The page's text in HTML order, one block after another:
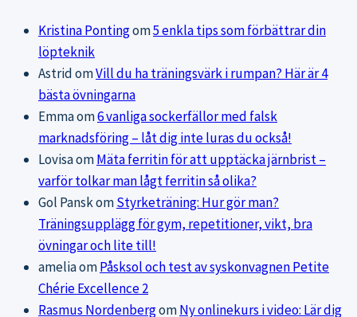
Kristina Pontingom5 enkla tips som förbättrar din
löpteknik
AstridomVill du ha träningsvärk i rumpan? Här är 4
bästa övningarna
Emmaom6 vanliga sockerfällor med falsk
marknadsföring – låt dig inte luras du också!
LovisaomMäta ferritin för att upptäcka järnbrist –
varför tolkar man lågt ferritin så olika?
Gol PanskomStyrketräning: Hur gör man?
Träningsupplägg för gym, repetitioner, vikt, bra
övningar och lite till!
ameliaomPåsksol och test av syskonvagnen Petite
Chérie Excellence 2
Rasmus NordenbergomNy onlinekurs i video: Lär dig